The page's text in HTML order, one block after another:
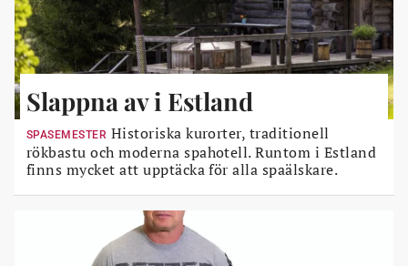
Slappna av i Estland
SPASEMESTER Historiska kurorter, traditionell
rökbastu och moderna spahotell. Runtom i Estland
finns mycket att upptäcka för alla spaälskare.